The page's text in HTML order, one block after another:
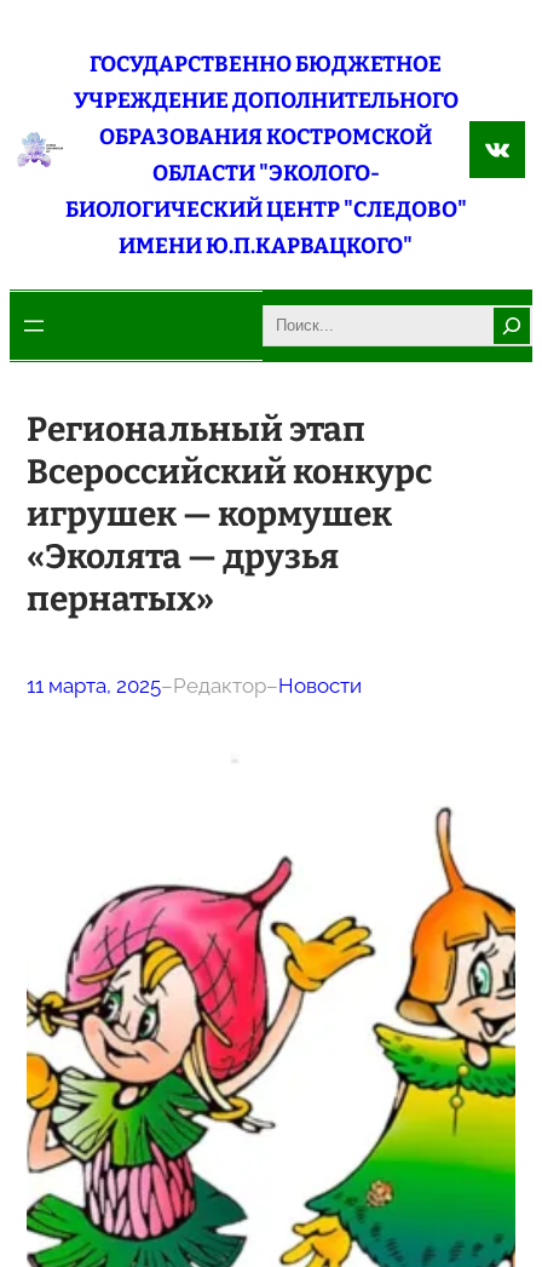
содержимому
ГОСУДАРСТВЕННО БЮДЖЕТНОЕ
УЧРЕЖДЕНИЕ ДОПОЛНИТЕЛЬНОГО
ОБРАЗОВАНИЯ КОСТРОМСКОЙ
ОБЛАСТИ "ЭКОЛОГО-
БИОЛОГИЧЕСКИЙ ЦЕНТР "СЛЕДОВО"
ИМЕНИ Ю.П.КАРВАЦКОГО"
Search
Региональный этап
Всероссийский конкурс
игрушек — кормушек
«Эколята — друзья
пернатых»
11 марта, 2025–Редактор–Новости